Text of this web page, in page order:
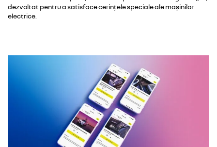
dezvoltat pentru a satisface cerințele speciale ale mașinilor
electrice.